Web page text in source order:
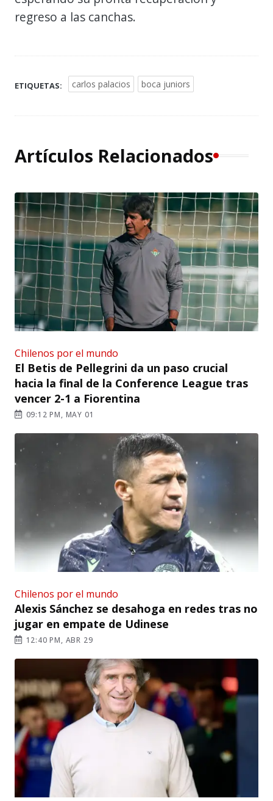
regreso a las canchas.
ETIQUETAS: carlos palacios boca juniors
Artículos Relacionados
Chilenos por el mundo
El Betis de Pellegrini da un paso crucial
hacia la final de la Conference League tras
vencer 2-1 a Fiorentina
09:12 PM, MAY 01
Chilenos por el mundo
Alexis Sánchez se desahoga en redes tras no
jugar en empate de Udinese
12:40 PM, ABR 29